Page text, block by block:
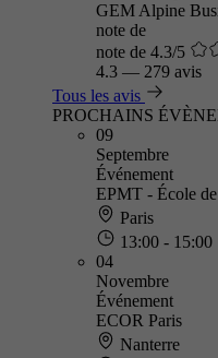
GEM Alpine
note de
note de 4.3/5
4.3 — 279 avis
Tous les avis
PROCHAINS
09
Septembre
Événement
EPMT - École
Paris
13:00 - 15:00
04
Novembre
Événement
ECOR Paris
Nanterre